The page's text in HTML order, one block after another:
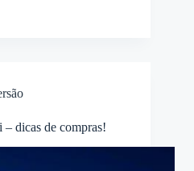
dicas de compras!